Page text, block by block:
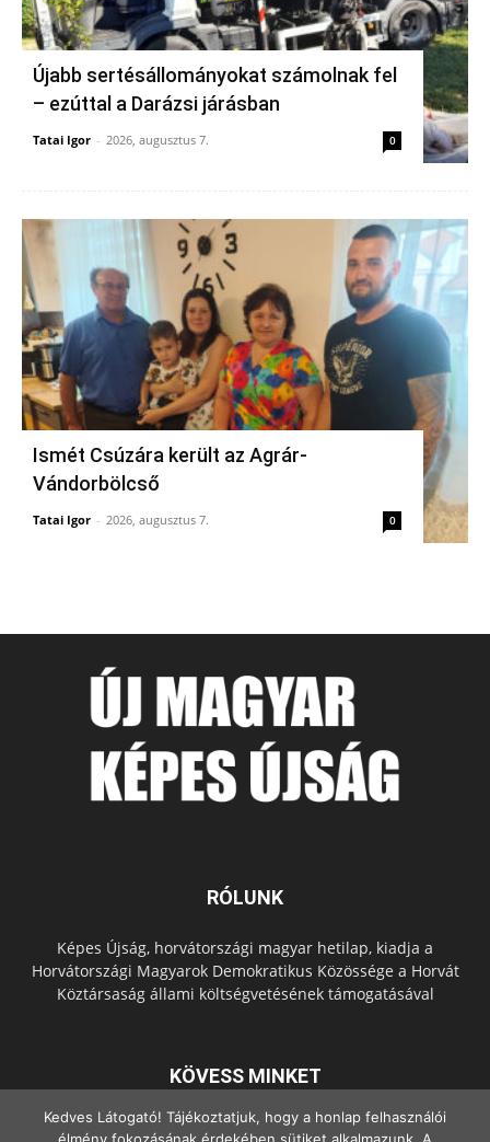
Újabb sertésállományokat számolnak fel
– ezúttal a Darázsi járásban
Tatai Igor - 2026, augusztus 7. 0
Ismét Csúzára került az Agrár-
Vándorbölcső
Tatai Igor - 2026, augusztus 7. 0
RÓLUNK
Képes Újság, horvátországi magyar hetilap, kiadja a
Horvátországi Magyarok Demokratikus Közössége a Horvát
Köztársaság állami költségvetésének támogatásával
KÖVESS MINKET
Kedves Látogató! Tájékoztatjuk, hogy a honlap felhasználói